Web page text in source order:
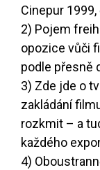
Cinepur 1999,
2) Pojem
opozice vůči
podle přesně
3) Zde jde o
zakládání
rozkmit – a
každého
4)